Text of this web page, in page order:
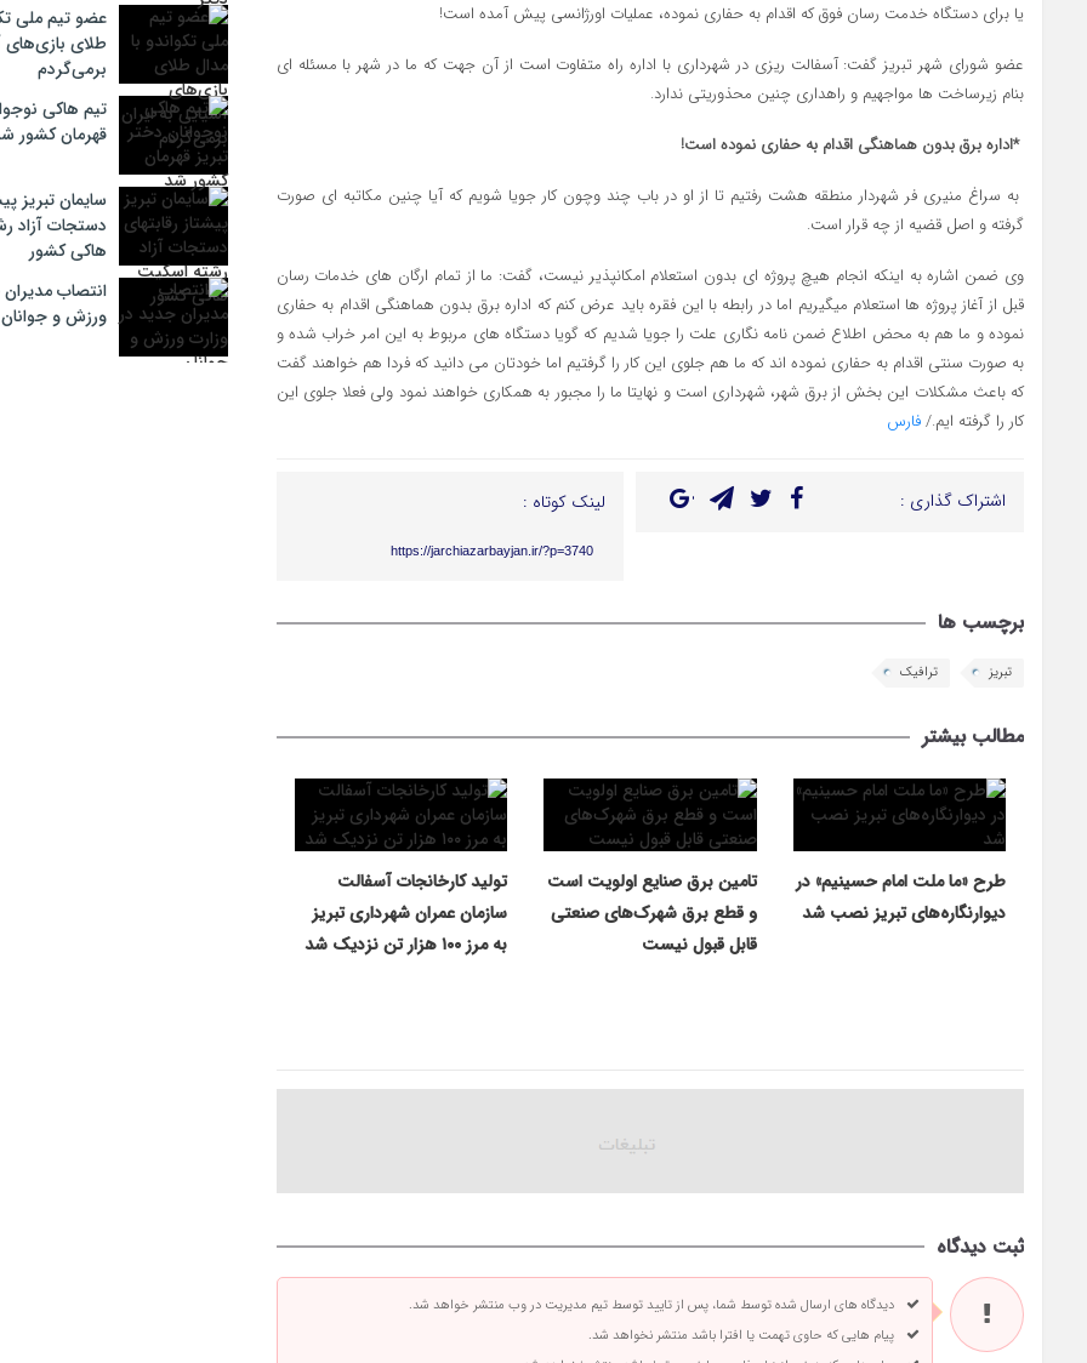
یا برای دستگاه خدمت رسان فوق که اقدام به حفاری نموده، عملیات اورژانسی پیش آمده است!
عضو شورای شهر تبریز گفت: آسفالت ریزی در شهرداری با اداره راه متفاوت است از آن جهت که ما در شهر با مسئله ای
بنام زیرساخت ها مواجهیم و راهداری چنین محذوریتی ندارد.
*اداره برق بدون هماهنگی اقدام به حفاری نموده است!
به سراغ منیری فر شهردار منطقه هشت رفتیم تا از او در باب چند وچون کار جویا شویم که آیا چنین مکاتبه ای صورت
گرفته و اصل قضیه از چه قرار است.
وی ضمن اشاره به اینکه انجام هیچ پروژه ای بدون استعلام امکانپذیر نیست، گفت: ما از تمام ارگان های خدمات رسان
قبل از آغاز پروژه ها استعلام میگیریم اما در رابطه با این فقره باید عرض کنم که اداره برق بدون هماهنگی اقدام به حفاری
نموده و ما هم به محض اطلاع ضمن نامه نگاری علت را جویا شدیم که گویا دستگاه های مربوط به این امر خراب شده و
به صورت سنتی اقدام به حفاری نموده اند که ما هم جلوی این کار را گرفتیم اما خودتان می دانید که فردا هم خواهند گفت
که باعث مشکلات این بخش از برق شهر، شهرداری است و نهایتا ما را مجبور به همکاری خواهند نمود ولی فعلا جلوی این
کار را گرفته ایم./فارس
اشتراک گذاری : لینک کوتاه :
https://jarchiazarbayjan.ir/?p=3740
برچسب ها
تبریز ترافیک
مطالب بیشتر
طرح «ما ملت امام حسینیم» در
دیوارنگاره‌های تبریز نصب شد
تامین برق صنایع اولویت است
و قطع برق شهرک‌های صنعتی
قابل قبول نیست
تولید کارخانجات آسفالت
سازمان عمران شهرداری تبریز
به مرز ۱۰۰ هزار تن نزدیک شد
ثبت دیدگاه
دیدگاه های ارسال شده توسط شما، پس از تایید توسط تیم مدیریت در وب منتشر خواهد شد.
پیام هایی که حاوی تهمت یا افترا باشد منتشر نخواهد شد.
عضو تیم ملی
طلای بازی‌های
برمی‌گردم
تیم هاکی
قهرمان کشور
سایمان تبریز
دستجات آزاد
هاکی کشور
انتصاب
ورزش و جوانان